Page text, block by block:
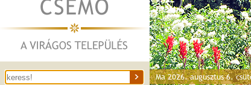
Ma 2026. augusztus 6.